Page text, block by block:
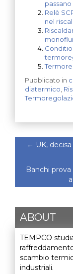
Relè
nel
Pubblicato in
diatermico
← UK,
Banchi
ABOUT
TEMPCO
scambio
industriali.